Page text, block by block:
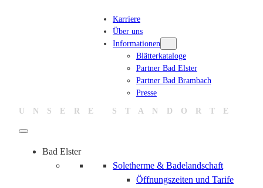
Karriere
Über uns
Informationen
Blätterkataloge
Partner Bad Elster
Partner Bad Brambach
Presse
UNSERE STANDORTE
Bad Elster
Soletherme & Badelandschaft
Öffnungszeiten und Tarife